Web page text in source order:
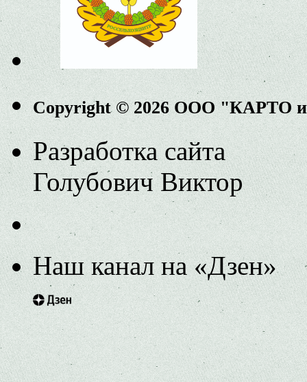
Copyright © 2026 ООО "КАРТО
Разработка сайта
Голубович Виктор
Наш канал на «Дзен»